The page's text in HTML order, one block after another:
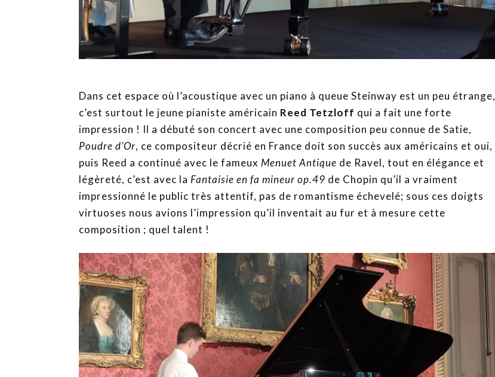
Dans cet espace où l’acoustique avec un piano à queue Steinway est un peu étrange,
c’est surtout le jeune pianiste américain Reed Tetzloff qui a fait une forte
impression ! Il a débuté son concert avec une composition peu connue de Satie,
Poudre d’Or, ce compositeur décrié en France doit son succès aux américains et oui,
puis Reed a continué avec le fameux Menuet Antique de Ravel, tout en élégance et
légèreté, c’est avec la Fantaisie en fa mineur op.49 de Chopin qu’il a vraiment
impressionné le public très attentif, pas de romantisme échevelé; sous ces doigts
virtuoses nous avions l’impression qu’il inventait au fur et à mesure cette
composition ; quel talent !